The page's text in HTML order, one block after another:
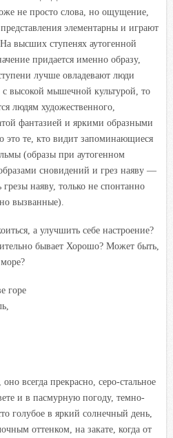
не просто слова, но ощущение,
элементарны и играют
высших ступенях аутогенной
придается именно образу,
лучше овладевают люди
высокой мышечной культурой, то
людям художественного,
фантазией и яркими образными
это те, кто видит запоминающиеся
(образы при аутогенном
сновидений и грез наяву —
грезы наяву, только не спонтанно
вызванные).
а улучшить себе настроение?
бывает Хорошо? Может быть,
горе
всегда прекрасно, серо-стальное
и в пасмурную погоду, темно-
голубое в яркий солнечный день,
оттенком, на закате, когда от